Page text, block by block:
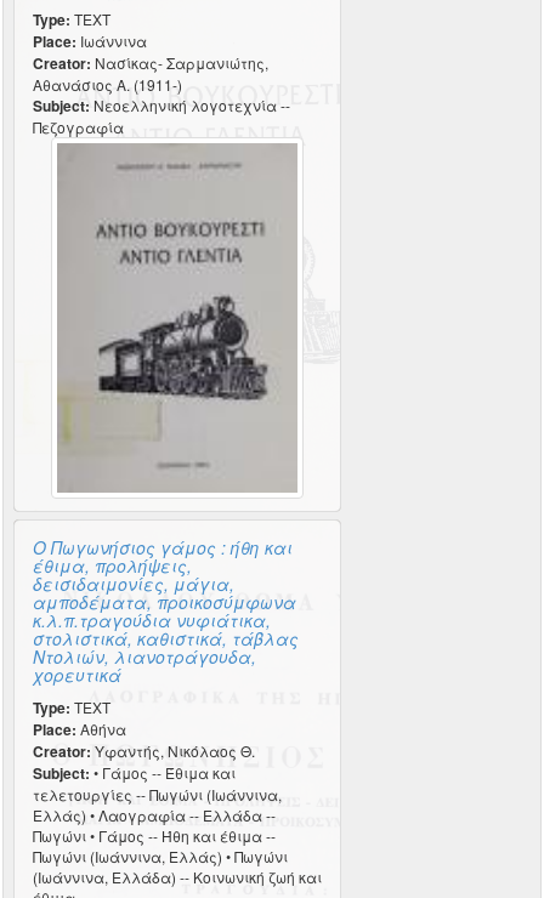
Type: TEXT
Place: Ιωάννινα
Creator: Νασίκας- Σαρμανιώτης,
Αθανάσιος Α. (1911-)
Subject: Νεοελληνική λογοτεχνία --
Πεζογραφία
Ο Πωγωνήσιος γάμος : ήθη και
έθιμα, προλήψεις,
δεισιδαιμονίες, μάγια,
αμποδέματα, προικοσύμφωνα
κ.λ.π.τραγούδια νυφιάτικα,
στολιστικά, καθιστικά, τάβλας
Ντολιών, λιανοτράγουδα,
χορευτικά
Type: TEXT
Place: Αθήνα
Creator: Υφαντής, Νικόλαος Θ.
Subject: • Γάμος -- Έθιμα και
τελετουργίες -- Πωγώνι (Ιωάννινα,
Ελλάς) • Λαογραφία -- Ελλάδα --
Πωγώνι • Γάμος -- Ήθη και έθιμα --
Πωγώνι (Ιωάννινα, Ελλάς) • Πωγώνι
(Ιωάννινα, Ελλάδα) -- Κοινωνική ζωή και